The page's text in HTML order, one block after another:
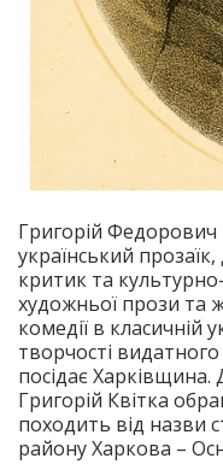
Григорій
український
критик та
художньої прози та
комедії в класичній
творчості
посідає Харківщина.
Григорій Квітка
походить від назви
району Харкова –